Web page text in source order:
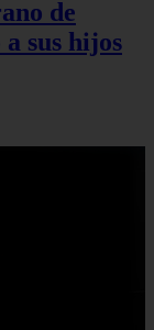
de
sus hijos